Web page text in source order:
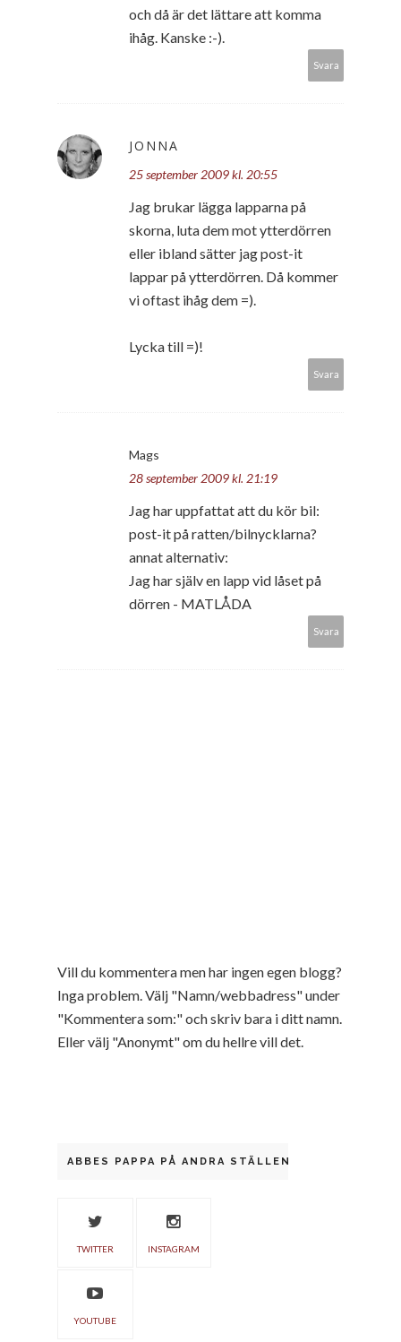
och då är det lättare att komma
ihåg. Kanske :-).
Svara
JONNA
25 september 2009 kl. 20:55
Jag brukar lägga lapparna på
skorna, luta dem mot ytterdörren
eller ibland sätter jag post-it
lappar på ytterdörren. Då kommer
vi oftast ihåg dem =).
Lycka till =)!
Svara
Mags
28 september 2009 kl. 21:19
Jag har uppfattat att du kör bil:
post-it på ratten/bilnycklarna?
annat alternativ:
Jag har själv en lapp vid låset på
dörren - MATLÅDA
Svara
Vill du kommentera men har ingen egen blogg?
Inga problem. Välj "Namn/webbadress" under
"Kommentera som:" och skriv bara i ditt namn.
Eller välj "Anonymt" om du hellre vill det.
ABBES PAPPA PÅ ANDRA STÄLLEN
TWITTER INSTAGRAM
YOUTUBE